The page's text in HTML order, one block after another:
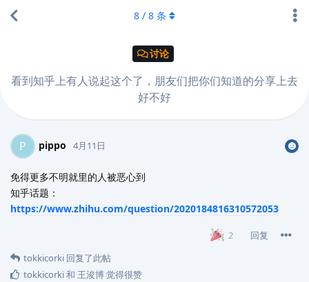
讨论
看到知乎上有人说起这个了，朋友们把你们知道的分享上去
好不好
8 / 8 条
P pippo 4月11日
免得更多不明就里的人被恶心到
知乎话题：
https://www.zhihu.com/question/2020184816310572053
2
回复
tokkicorki 回复了此帖
tokkicorki和 王浚博觉得很赞